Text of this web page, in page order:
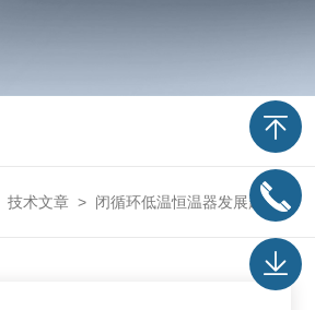
技术文章 > 闭循环低温恒温器发展趋势